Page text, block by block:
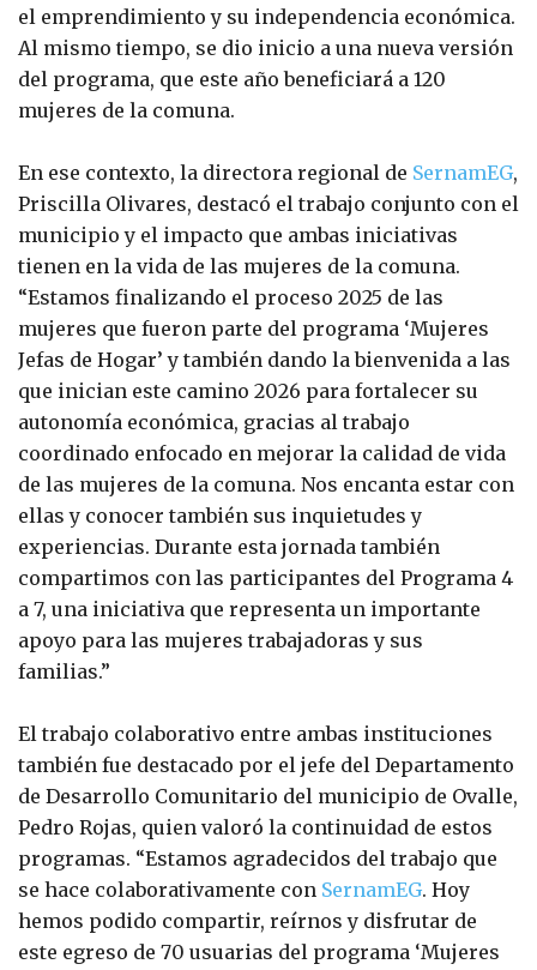
el emprendimiento y su independencia económica.
Al mismo tiempo, se dio inicio a una nueva versión
del programa, que este año beneficiará a 120
mujeres de la comuna.
En ese contexto, la directora regional de SernamEG,
Priscilla Olivares, destacó el trabajo conjunto con el
municipio y el impacto que ambas iniciativas
tienen en la vida de las mujeres de la comuna.
“Estamos finalizando el proceso 2025 de las
mujeres que fueron parte del programa ‘Mujeres
Jefas de Hogar’ y también dando la bienvenida a las
que inician este camino 2026 para fortalecer su
autonomía económica, gracias al trabajo
coordinado enfocado en mejorar la calidad de vida
de las mujeres de la comuna. Nos encanta estar con
ellas y conocer también sus inquietudes y
experiencias. Durante esta jornada también
compartimos con las participantes del Programa 4
a 7, una iniciativa que representa un importante
apoyo para las mujeres trabajadoras y sus
familias.”
El trabajo colaborativo entre ambas instituciones
también fue destacado por el jefe del Departamento
de Desarrollo Comunitario del municipio de Ovalle,
Pedro Rojas, quien valoró la continuidad de estos
programas. “Estamos agradecidos del trabajo que
se hace colaborativamente con SernamEG. Hoy
hemos podido compartir, reírnos y disfrutar de
este egreso de 70 usuarias del programa ‘Mujeres